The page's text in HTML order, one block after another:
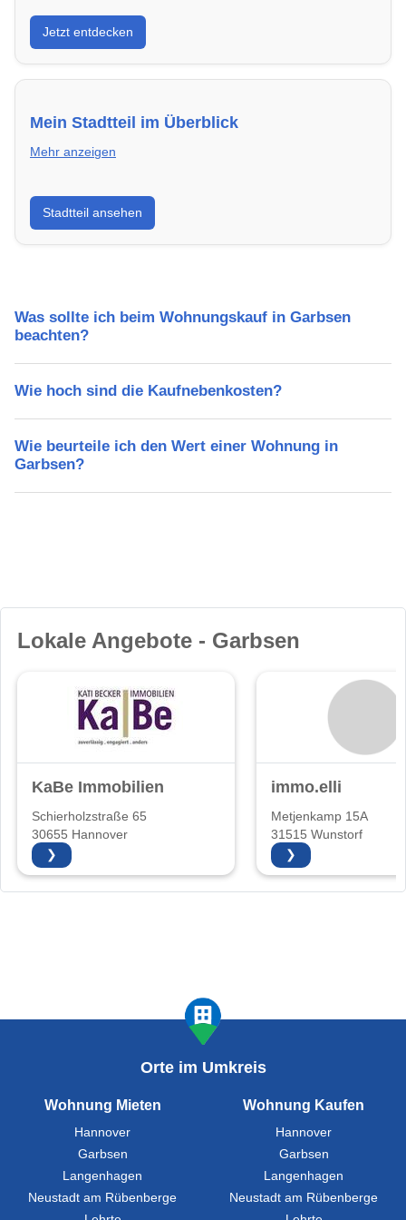
Entdecke Neubauprojekte in Garbsen – modern,
energieeffizient und sofort bezugsfertig.
Jetzt entdecken
Mein Stadtteil im Überblick
Mehr anzeigen
Erfahre mehr über deinen Stadtteil in Garbsen:
Lebensqualität, Verkehrsanbindung, Schulen,
Freizeitmöglichkeiten und Mietpreise.
Stadtteil ansehen
Was sollte ich beim Wohnungskauf in Garbsen
beachten?
Wie hoch sind die Kaufnebenkosten?
Wie beurteile ich den Wert einer Wohnung in
Garbsen?
Lokale Angebote - Garbsen
KaBe Immobilien
Schierholzstraße 65
30655 Hannover
❯
immo.elli
Metjenkamp 15A
31515 Wunstorf
❯
Orte im Umkreis
Wohnung Mieten
Hannover
Garbsen
Langenhagen
Neustadt am Rübenberge
Wohnung Kaufen
Hannover
Garbsen
Langenhagen
Neustadt am Rübenberge